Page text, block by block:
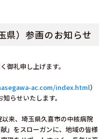
県）参画のお知らせ
御礼申し上げます。
ac.com/index.html）
らせいたします。
来、埼玉県久喜市の中核病院
」をスローガンに、地域の皆様